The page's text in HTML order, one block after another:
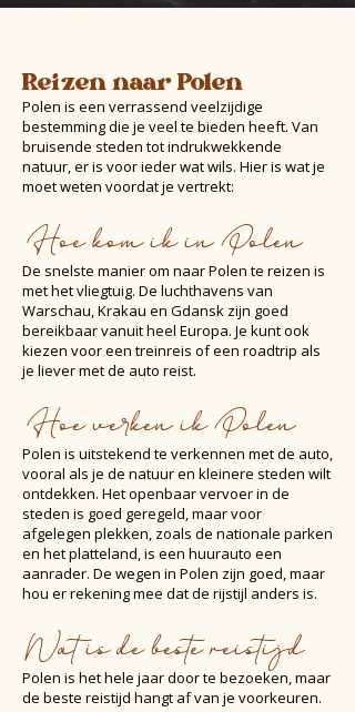
Reizen naar Polen
Polen is een verrassend veelzijdige
bestemming die je veel te bieden heeft. Van
bruisende steden tot indrukwekkende
natuur, er is voor ieder wat wils. Hier is wat je
moet weten voordat je vertrekt:
Hoe kom ik in Polen
De snelste manier om naar Polen te reizen is
met het vliegtuig. De luchthavens van
Warschau, Krakau en Gdansk zijn goed
bereikbaar vanuit heel Europa. Je kunt ook
kiezen voor een treinreis of een roadtrip als
je liever met de auto reist.
Hoe verken ik Polen
Polen is uitstekend te verkennen met de auto,
vooral als je de natuur en kleinere steden wilt
ontdekken. Het openbaar vervoer in de
steden is goed geregeld, maar voor
afgelegen plekken, zoals de nationale parken
en het platteland, is een huurauto een
aanrader. De wegen in Polen zijn goed, maar
hou er rekening mee dat de rijstijl anders is.
Wat is de beste reistijd
Polen is het hele jaar door te bezoeken, maar
de beste reistijd hangt af van je voorkeuren.